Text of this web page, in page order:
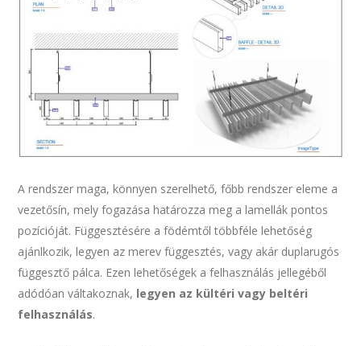
A rendszer maga, könnyen szerelhető, főbb rendszer eleme a
vezetősín, mely fogazása határozza meg a lamellák pontos
pozícióját. Függesztésére a födémtől többféle lehetőség
ajánlkozik, legyen az merev függesztés, vagy akár duplarugós
függesztő pálca. Ezen lehetőségek a felhasználás jellegéből
adódóan váltakoznak, legyen az kültéri vagy beltéri
felhasználás.